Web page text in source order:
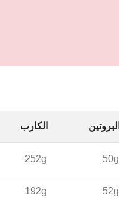
البروتين الكارب
50g
252g
52g
192g